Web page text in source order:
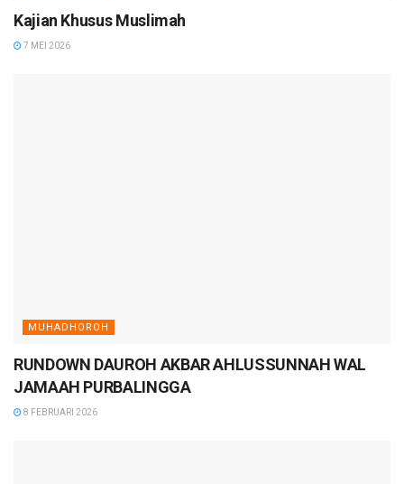
Kajian Khusus Muslimah
7 MEI 2026
MUHADHOROH
RUNDOWN DAUROH AKBAR AHLUSSUNNAH WAL
JAMAAH PURBALINGGA
8 FEBRUARI 2026